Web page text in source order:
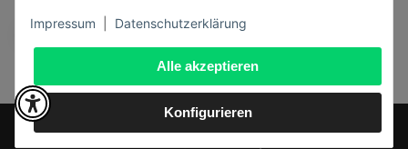
Alle akzeptieren
Konfigurieren
Impressum Datenschutzerklärung